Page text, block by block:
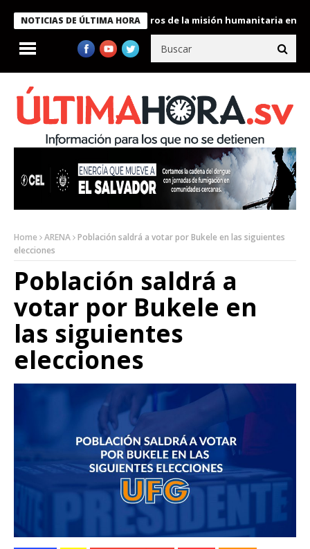
NOTICIAS DE ÚLTIMA HORA
condecora a miembros de la misión humanitaria enviada a
Home ARENA Población saldrá a votar por Bukele en las siguientes
elecciones
Población saldrá a
votar por Bukele en
las siguientes
elecciones